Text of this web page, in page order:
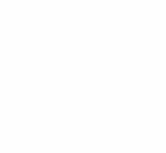
Not To Smile When You